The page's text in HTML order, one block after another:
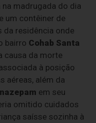
madrugada do dia
um contêiner de
da residência onde
bairro Cohab Santa
causa da morte
à posição
aéreas, além da
em seu
omitido cuidados
saísse sozinha à